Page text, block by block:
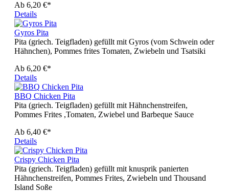
Ab 6,20 €*
Details
Gyros Pita
Pita (griech. Teigfladen) gefüllt mit Gyros (vom Schwein oder
Hähnchen), Pommes frites Tomaten, Zwiebeln und Tsatsiki
Ab 6,20 €*
Details
BBQ Chicken Pita
Pita (griech. Teigfladen) gefüllt mit Hähnchenstreifen,
Pommes Frites ,Tomaten, Zwiebel und Barbeque Sauce
Ab 6,40 €*
Details
Crispy Chicken Pita
Pita (griech. Teigfladen) gefüllt mit knusprik panierten
Hähnchenstreifen, Pommes Frites, Zwiebeln und Thousand
Island Soße